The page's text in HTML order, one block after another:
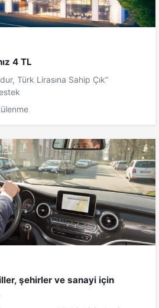
4 TL
Türk Lirasına Sahip Çık”
şehirler ve sanayi için